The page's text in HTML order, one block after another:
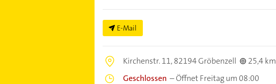
E-Mail
Kirchenstr. 11,82194 Gröbenzell
25,4 km
Geschlossen –Öffnet Freitag um 08:00